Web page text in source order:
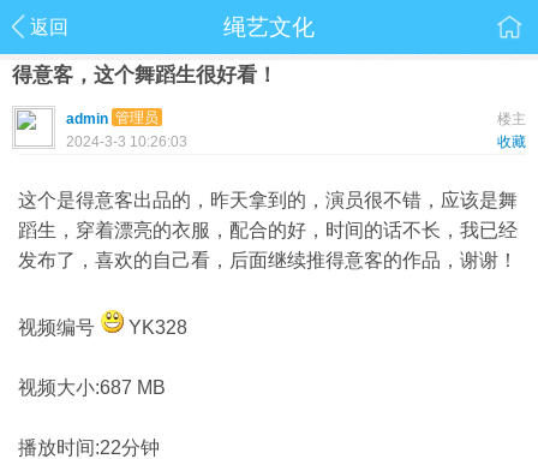
返回 绳艺文化
得意客，这个舞蹈生很好看！
楼主
admin 管理员
收藏
2024-3-3 10:26:03
这个是得意客出品的，昨天拿到的，演员很不错，应该是舞
蹈生，穿着漂亮的衣服，配合的好，时间的话不长，我已经
发布了，喜欢的自己看，后面继续推得意客的作品，谢谢！
视频编号 YK328
视频大小:687 MB
播放时间:22分钟